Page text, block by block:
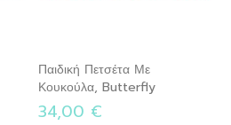
Παιδική Πετσέτα Με
Κουκούλα, Butterfly
34,00 €